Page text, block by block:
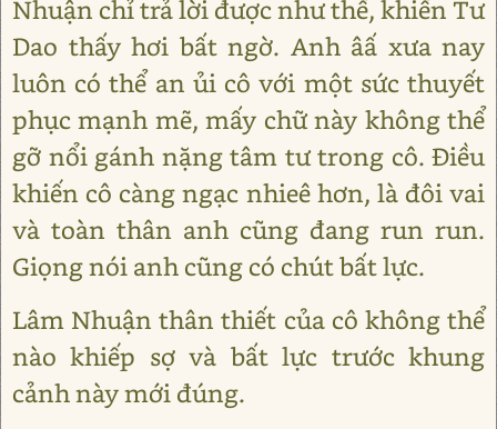
Nhuận chỉ trả lời được như thế, khiến Tư
Dao thấy hơi bất ngờ. Anh âấ xưa nay
luôn có thể an ủi cô với một sức thuyết
phục mạnh mẽ, mấy chữ này không thể
gỡ nổi gánh nặng tâm tư trong cô. Điều
khiến cô càng ngạc nhieê hơn, là đôi vai
và toàn thân anh cũng đang run run.
Giọng nói anh cũng có chút bất lực.
Lâm Nhuận thân thiết của cô không thể
nào khiếp sợ và bất lực trước khung
cảnh này mới đúng.